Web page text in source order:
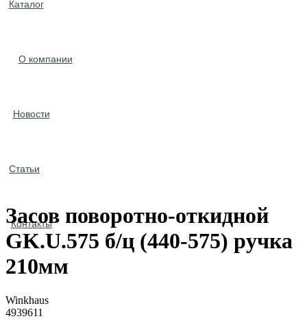
Каталог
О компании
Новости
Статьи
Контакты
Засов поворотно-откидной
GK.U.575 б/ц (440-575) ручка
210мм
Winkhaus
4939611